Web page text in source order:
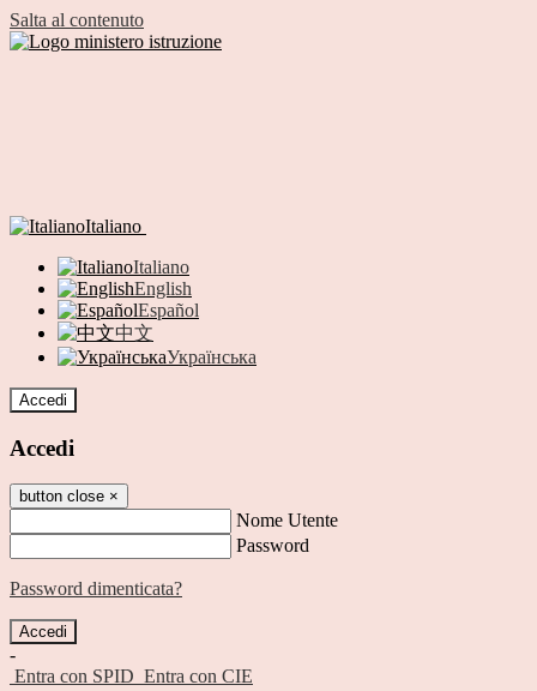
Salta al contenuto
Italiano
Italiano
English
Español
中文
Українська
Accedi
Accedi
button close ×
Nome Utente
Password
Password dimenticata?
-
Entra con SPID Entra con CIE